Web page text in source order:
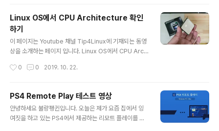
t 오류를 겪게되는 단점도 있다. 때문에 Shell Script 를 통해 Logic 을 구현할 때는
반드시 아래 예시와 같이, 사용중인 변수에 대입된 값이 Null 인지 Not N..
Linux OS에서 CPU Architecture 확인
하기
이 페이지는 Youtube 채널 Tip4Linux에 기재되는 동영
상을 소개하는 페이지 입니다. Linux OS에서 CPU Archi
다. 여러분의 구독과 좋아요는 불량펭귄에게 큰 힘이 됩니
으로 제작되었습니다. 이상입니다. 감사합니다~ [불량펭
귄] Linux OS CPU Architecture 확인하기 Linux OS
에서 CPU Architecture를 확인하는 과정을 알아봅니다.
www.youtube.com
0 0 2019. 10. 22.
PS4 Remote Play 테스트 영상
안녕하세요 불량펭귄입니다. 오늘은 제가 요즘 집에서 잉
여짓을 하고 있는 PS4에서 제공하는 리모트 플레이를 테